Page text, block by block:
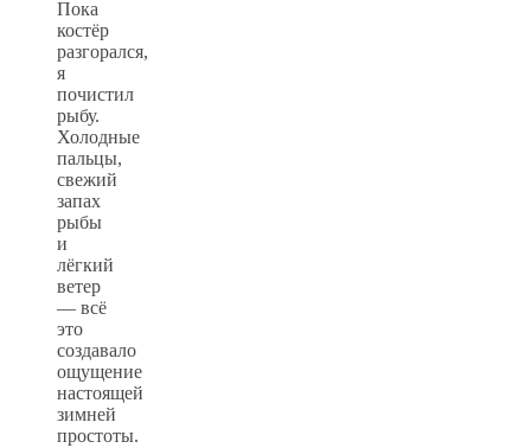
Пока
костёр
разгорался,
я
почистил
рыбу.
Холодные
пальцы,
свежий
запах
рыбы
и
лёгкий
ветер
— всё
это
создавало
ощущение
настоящей
зимней
простоты.